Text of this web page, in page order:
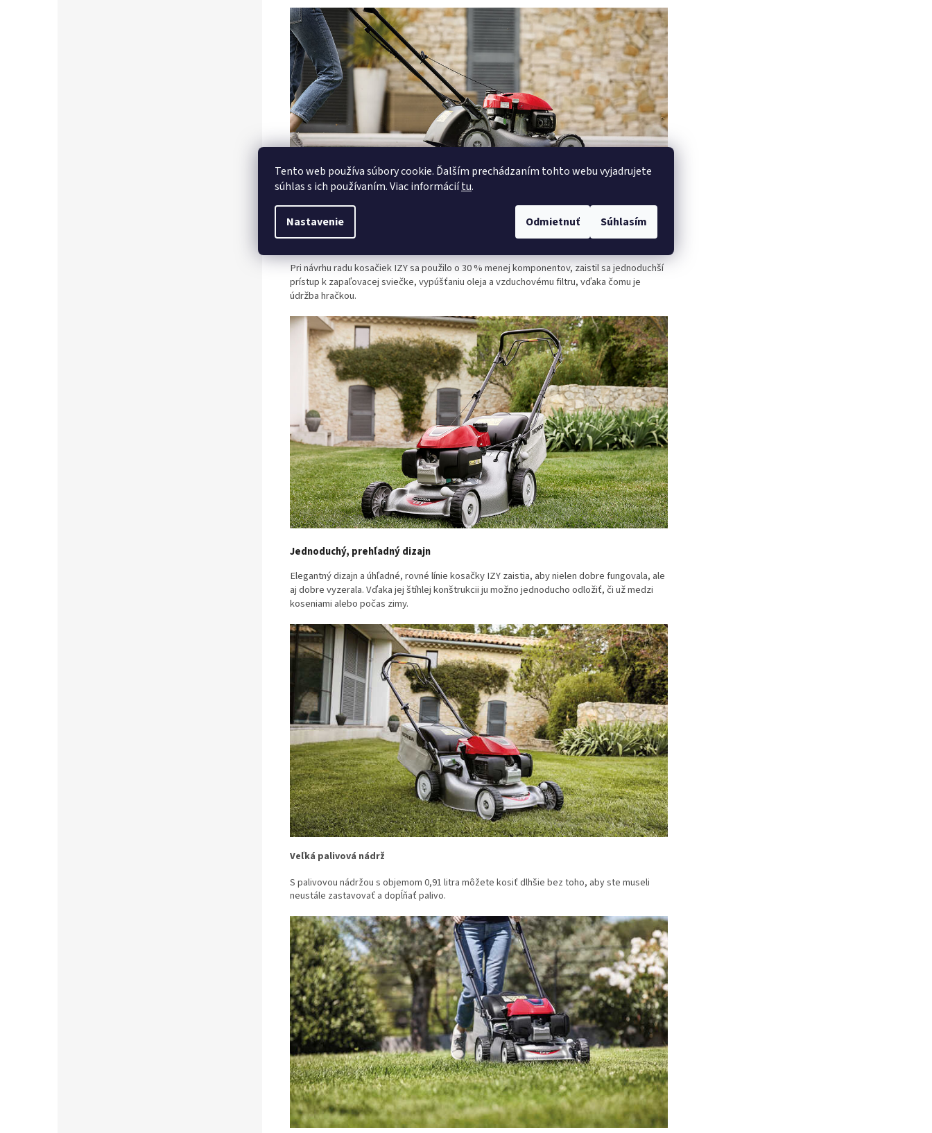
Tento web používa súbory cookie. Ďalším prechádzaním tohto webu vyjadrujete
súhlas s ich používaním. Viac informáciítu.
Nastavenie Odmietnuť Súhlasím
Pri návrhu radu kosačiek IZY sa použilo o 30 % menej komponentov, zaistil sa jednoduchší
prístup k zapaľovacej sviečke, vypúšťaniu oleja a vzduchovému filtru, vďaka čomu je
údržba hračkou.
Jednoduchý, prehľadný dizajn
Elegantný dizajn a úhľadné, rovné línie kosačky IZY zaistia, aby nielen dobre fungovala, ale
aj dobre vyzerala. Vďaka jej štíhlej konštrukcii ju možno jednoducho odložiť, či už medzi
koseniami alebo počas zimy.
Veľká palivová nádrž
S palivovou nádržou s objemom 0,91 litra môžete kosiť dlhšie bez toho, aby ste museli
neustále zastavovať a dopĺňať palivo.